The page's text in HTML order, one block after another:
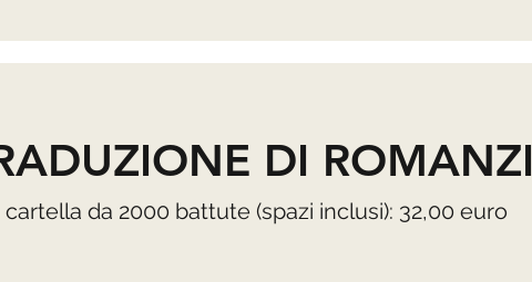
DI ROMANZI
cartella da 2000 battute (spazi inclusi): 32,00 euro